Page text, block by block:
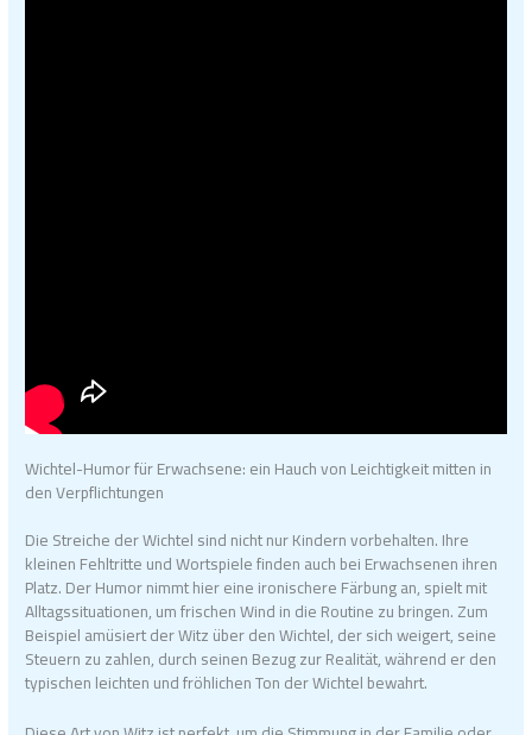
Wichtel-Humor für Erwachsene: ein Hauch von Leichtigkeit mitten in
den Verpflichtungen
Die Streiche der Wichtel sind nicht nur Kindern vorbehalten. Ihre
kleinen Fehltritte und Wortspiele finden auch bei Erwachsenen ihren
Platz. Der Humor nimmt hier eine ironischere Färbung an, spielt mit
Alltagssituationen, um frischen Wind in die Routine zu bringen. Zum
Beispiel amüsiert der Witz über den Wichtel, der sich weigert, seine
Steuern zu zahlen, durch seinen Bezug zur Realität, während er den
typischen leichten und fröhlichen Ton der Wichtel bewahrt.